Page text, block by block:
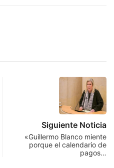
Siguiente Noticia
«Guillermo Blanco miente
porque el calendario de
pagos…